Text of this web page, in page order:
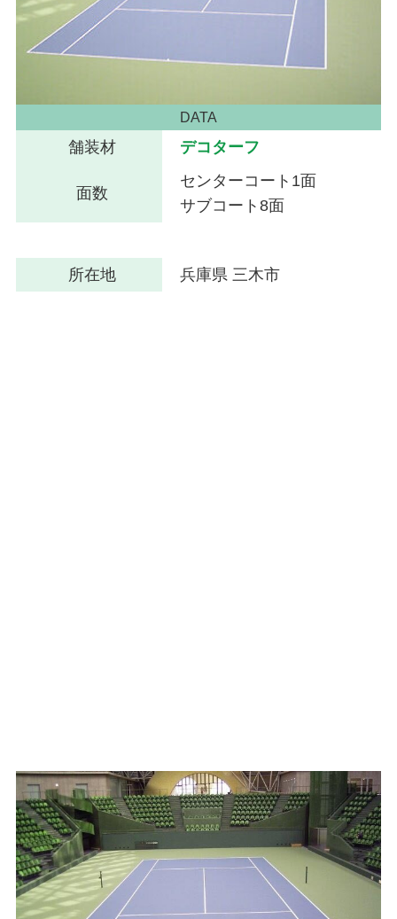
DATA
舗装材 デコターフ
面数
センターコート1面
サブコート8面
所在地 兵庫県 三木市